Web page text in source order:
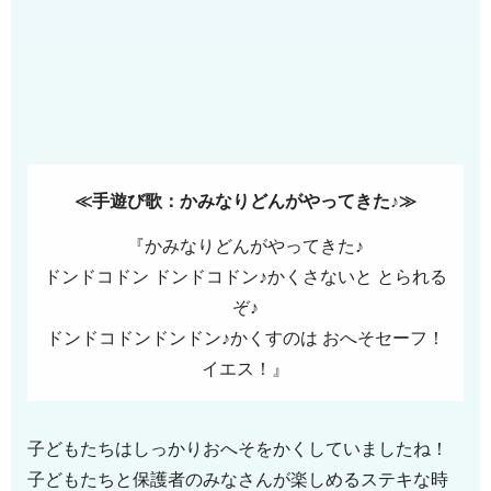
≪手遊び歌：かみなりどんがやってきた♪≫
『かみなりどんがやってきた♪
ドンドコドン ドンドコドン♪かくさないと とられる
ぞ♪
ドンドコドンドンドン♪かくすのは おへそセーフ！
イエス！』
子どもたちはしっかりおへそをかくしていましたね！
子どもたちと保護者のみなさんが楽しめるステキな時